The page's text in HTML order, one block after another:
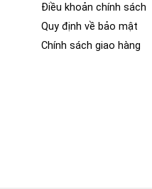
Điều khoản chính sách
Quy định về bảo mật
Chính sách giao hàng